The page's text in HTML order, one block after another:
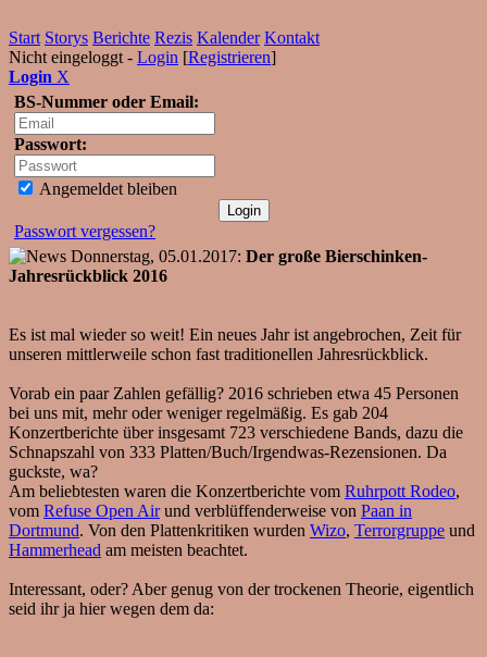
Start Storys Berichte Rezis Kalender Kontakt
Nicht eingeloggt - Login [Registrieren]
Login X
BS-Nummer oder Email:
Passwort:
Angemeldet bleiben
Passwort vergessen?
Donnerstag, 05.01.2017: Der große Bierschinken-
Jahresrückblick 2016
Es ist mal wieder so weit! Ein neues Jahr ist angebrochen, Zeit für
unseren mittlerweile schon fast traditionellen Jahresrückblick.
Vorab ein paar Zahlen gefällig? 2016 schrieben etwa 45 Personen
bei uns mit, mehr oder weniger regelmäßig. Es gab 204
Konzertberichte über insgesamt 723 verschiedene Bands, dazu die
Schnapszahl von 333 Platten/Buch/Irgendwas-Rezensionen. Da
guckste, wa?
Am beliebtesten waren die Konzertberichte vom Ruhrpott Rodeo,
vom Refuse Open Airund verblüffenderweise von Paan in
Dortmund. Von den Plattenkritiken wurden Wizo, Terrorgruppe und
Hammerhead am meisten beachtet.
Interessant, oder? Aber genug von der trockenen Theorie, eigentlich
seid ihr ja hier wegen dem da: